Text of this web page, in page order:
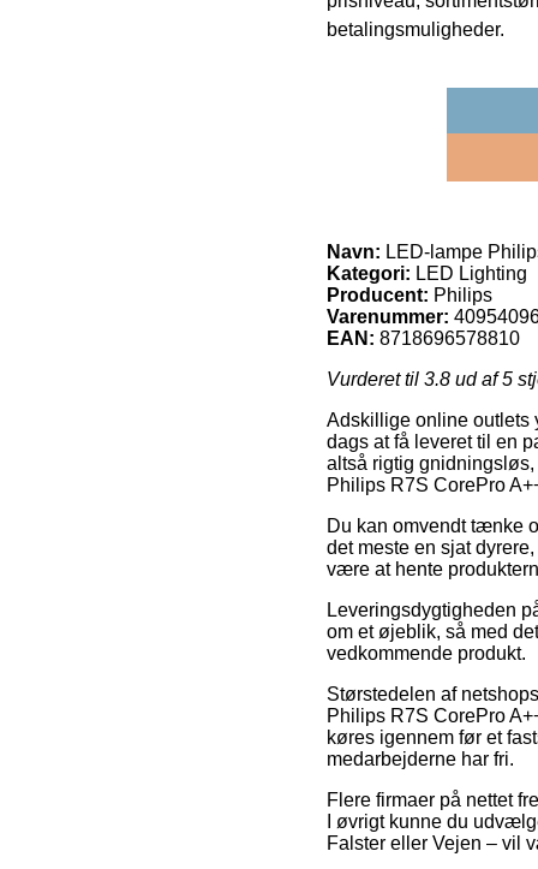
betalingsmuligheder.
Navn: LED-lampe
Kategori: LED Lighting
Producent: Philips
Varenummer:
EAN: 8718696578810
Vurderet til 3.8 ud af 5
Adskillige online outlets
dags at få leveret til en
altså rigtig
Philips R7S CorePro
Du kan omvendt tænke
det meste en sjat
være at hente
Leveringsdygtigheden
om et øjeblik, så med
vedkommende produkt.
Størstedelen af
Philips R7S CorePro
køres igennem før et
medarbejderne har fri.
Flere firmaer på nettet
I øvrigt kunne du
Falster eller Vejen – vil